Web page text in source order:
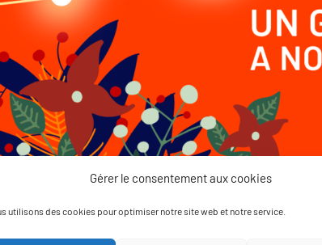
Gérer le consentement aux cookies
utilisons des cookies pour optimiser notre site web et notre service.